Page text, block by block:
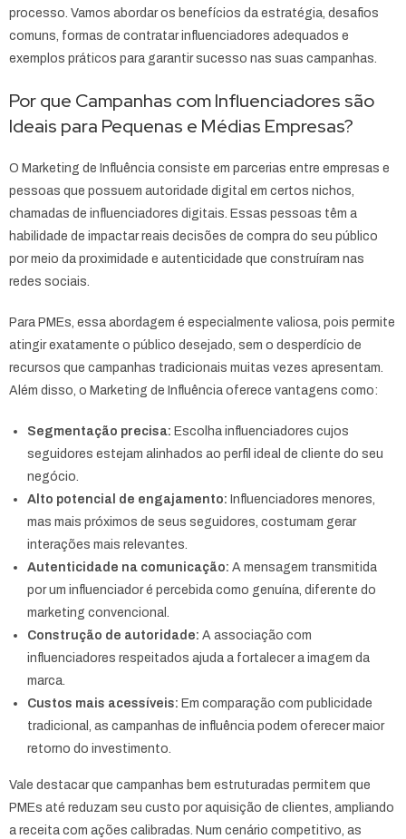
processo. Vamos abordar os benefícios da estratégia, desafios
comuns, formas de contratar influenciadores adequados e
exemplos práticos para garantir sucesso nas suas campanhas.
Por que Campanhas com Influenciadores são
Ideais para Pequenas e Médias Empresas?
O Marketing de Influência consiste em parcerias entre empresas e
pessoas que possuem autoridade digital em certos nichos,
chamadas de influenciadores digitais. Essas pessoas têm a
habilidade de impactar reais decisões de compra do seu público
por meio da proximidade e autenticidade que construíram nas
redes sociais.
Para PMEs, essa abordagem é especialmente valiosa, pois permite
atingir exatamente o público desejado, sem o desperdício de
recursos que campanhas tradicionais muitas vezes apresentam.
Além disso, o Marketing de Influência oferece vantagens como:
Segmentação precisa: Escolha influenciadores cujos
seguidores estejam alinhados ao perfil ideal de cliente do seu
negócio.
Alto potencial de engajamento: Influenciadores menores,
mas mais próximos de seus seguidores, costumam gerar
interações mais relevantes.
Autenticidade na comunicação: A mensagem transmitida
por um influenciador é percebida como genuína, diferente do
marketing convencional.
Construção de autoridade: A associação com
influenciadores respeitados ajuda a fortalecer a imagem da
marca.
Custos mais acessíveis: Em comparação com publicidade
tradicional, as campanhas de influência podem oferecer maior
retorno do investimento.
Vale destacar que campanhas bem estruturadas permitem que
PMEs até reduzam seu custo por aquisição de clientes, ampliando
a receita com ações calibradas. Num cenário competitivo, as